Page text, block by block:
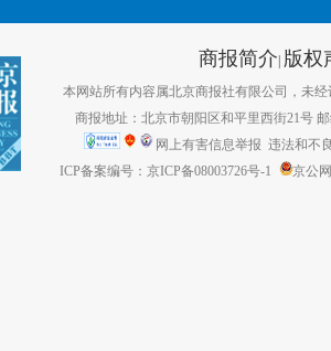
商报简介| 版权
本网站所有内容属北京商报社有限公司，未经
商报地址：北京市朝阳区和平里西街21号
网上有害信息举报 违法和不
ICP备案编号：京ICP备08003726号-1
京公